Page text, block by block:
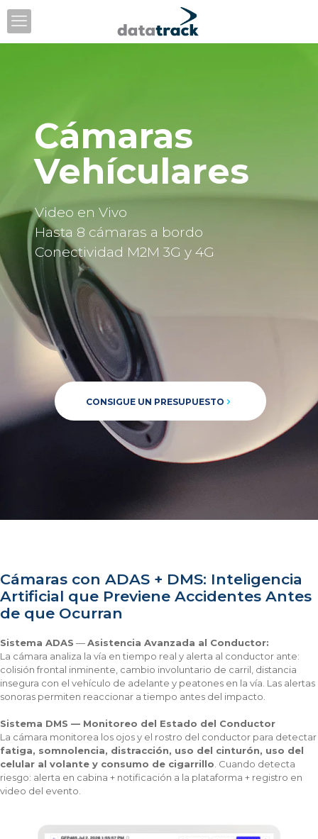
Video en Vivo
Hasta 8 cámaras a bordo
Conectividad M2M 3G y 4G
CONSIGUE UN PRESUPUESTO
Cámaras
Vehículares
Cámaras con ADAS + DMS: Inteligencia
Artificial que Previene Accidentes Antes
de que Ocurran
Sistema ADAS —Asistencia Avanzada al Conductor:
La cámara analiza la vía en tiempo real y alerta al conductor ante:
colisión frontal inminente, cambio involuntario de carril, distancia
insegura con el vehículo de adelante y peatones en la vía. Las alertas
sonoras permiten reaccionar a tiempo antes del impacto.
Sistema DMS — Monitoreo del Estado del Conductor
La cámara monitorea los ojos y el rostro del conductor para detectar
fatiga, somnolencia, distracción, uso del cinturón, uso del
celular al volante y consumo de cigarrillo . Cuando detecta
riesgo: alerta en cabina + notificación a la plataforma + registro en
video del evento.